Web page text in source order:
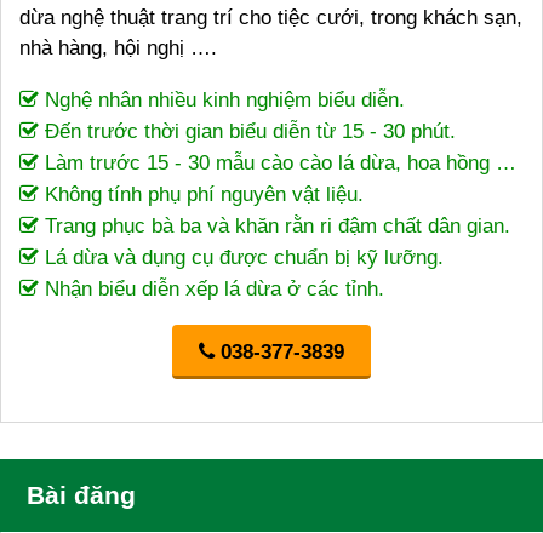
dừa nghệ thuật trang trí cho tiệc cưới, trong khách sạn,
nhà hàng, hội nghị ….
Nghệ nhân nhiều kinh nghiệm biểu diễn.
Đến trước thời gian biểu diễn từ 15 - 30 phút.
Làm trước 15 - 30 mẫu cào cào lá dừa, hoa hồng …
Không tính phụ phí nguyên vật liệu.
Trang phục bà ba và khăn rằn ri đậm chất dân gian.
Lá dừa và dụng cụ được chuẩn bị kỹ lưỡng.
Nhận biểu diễn xếp lá dừa ở các tỉnh.
038-377-3839
Bài đăng